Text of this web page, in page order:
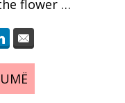
flower …